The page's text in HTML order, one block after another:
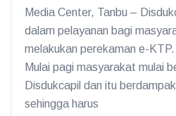
Media Center, Tanbu –
dalam pelayanan bagi
melakukan perekaman e-
Mulai pagi masyarakat mulai
Disdukcapil dan itu
sehingga harus